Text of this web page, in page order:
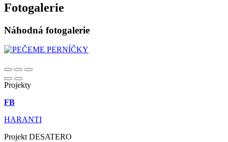
Fotogalerie
Náhodná fotogalerie
Projekty
FB
HARANTI
Projekt DESATERO